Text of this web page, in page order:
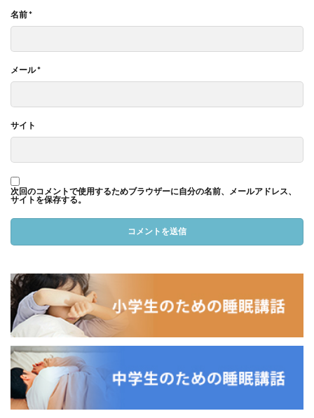
名前*
メール*
サイト
次回のコメントで使用するためブラウザーに自分の名前、メールアドレス、
サイトを保存する。